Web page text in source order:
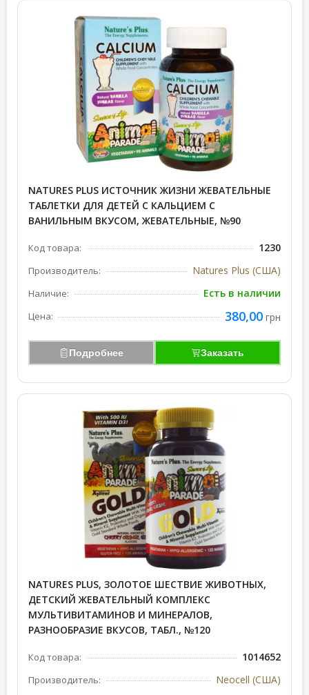
NATURES PLUS ИСТОЧНИК ЖИЗНИ ЖЕВАТЕЛЬНЫЕ
ТАБЛЕТКИ ДЛЯ ДЕТЕЙ С КАЛЬЦИЕМ С
ВАНИЛЬНЫМ ВКУСОМ, ЖЕВАТЕЛЬНЫЕ, №90
Код товара: 1230
Производитель: Natures Plus (США)
Наличие: Есть в наличии
Цена: 380,00 грн
Подробнее Заказать
NATURES PLUS, ЗОЛОТОЕ ШЕСТВИЕ ЖИВОТНЫХ,
ДЕТСКИЙ ЖЕВАТЕЛЬНЫЙ КОМПЛЕКС
МУЛЬТИВИТАМИНОВ И МИНЕРАЛОВ,
РАЗНООБРАЗИЕ ВКУСОВ, ТАБЛ., №120
Код товара: 1014652
Производитель: Neocell (США)